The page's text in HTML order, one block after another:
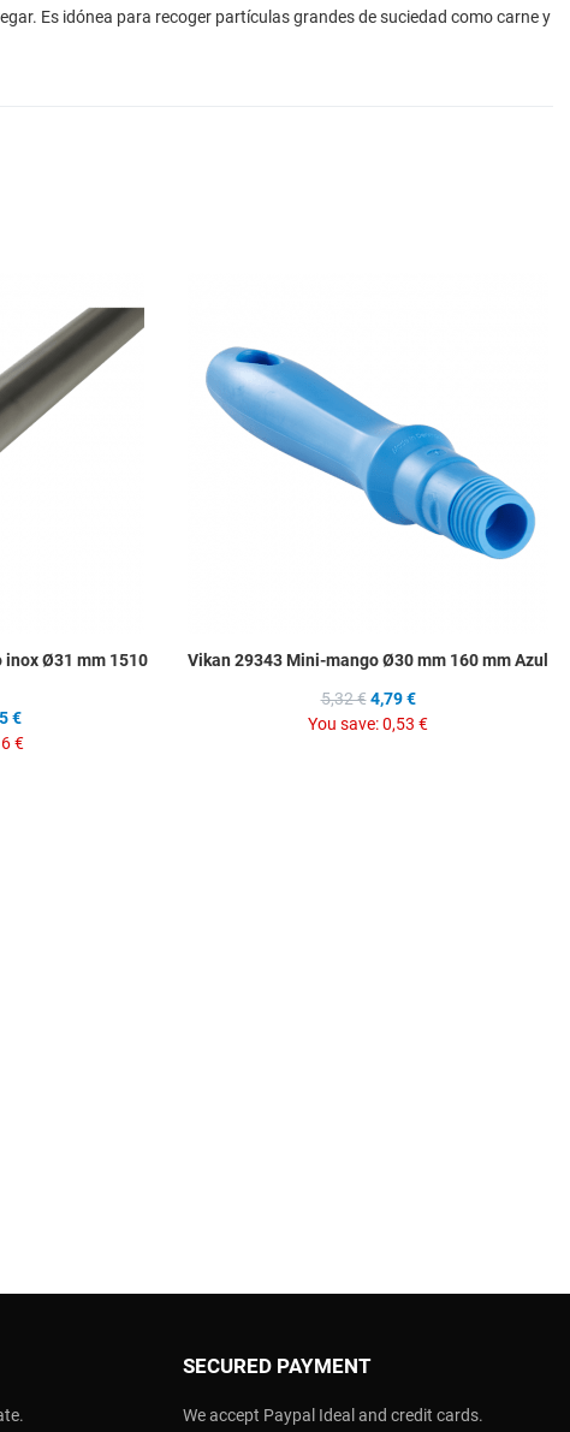
Es idónea para recoger partículas grandes de suciedad como carne y
Add to Compare
Quick View
inox Ø31 mm 1510
€
€
Vikan 29343 Mini-mango Ø30 mm 160 mm Azul
5,32 € 4,79 €
You save:0,53 €
SECURED PAYMENT
We accept Paypal Ideal and credit cards.